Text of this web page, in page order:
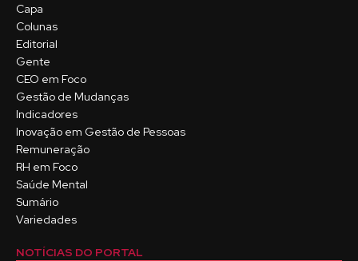
Capa
Colunas
Editorial
Gente
CEO em Foco
Gestão de Mudanças
Indicadores
Inovação em Gestão de Pessoas
Remuneração
RH em Foco
Saúde Mental
Sumário
Variedades
NOTÍCIAS DO PORTAL